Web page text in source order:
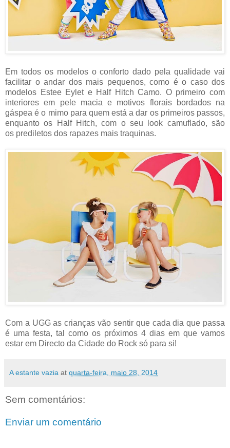
Em todos os modelos o conforto dado pela qualidade vai
facilitar o andar dos mais pequenos, como é o caso dos
modelos Estee Eylet e Half Hitch Camo. O primeiro com
interiores em pele macia e motivos florais bordados na
gáspea é o mimo para quem está a dar os primeiros passos,
enquanto os Half Hitch, com o seu look camuflado, são
os prediletos dos rapazes mais traquinas.
Com a UGG as crianças vão sentir que cada dia que passa
é uma festa, tal como os próximos 4 dias em que vamos
estar em Directo da Cidade do Rock só para si!
A estante vazia at quarta-feira, maio 28, 2014
Sem comentários:
Enviar um comentário